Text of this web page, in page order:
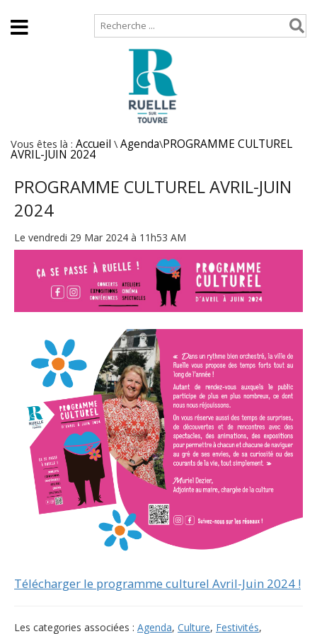
Vous êtes là : Accueil \ Agenda\PROGRAMME CULTUREL
AVRIL-JUIN 2024
PROGRAMME CULTUREL AVRIL-JUIN
2024
Le vendredi 29 Mar 2024 à 11h53 AM
Télécharger le programme culturel Avril-Juin 2024 !
Les categories associées : Agenda, Culture, Festivités,